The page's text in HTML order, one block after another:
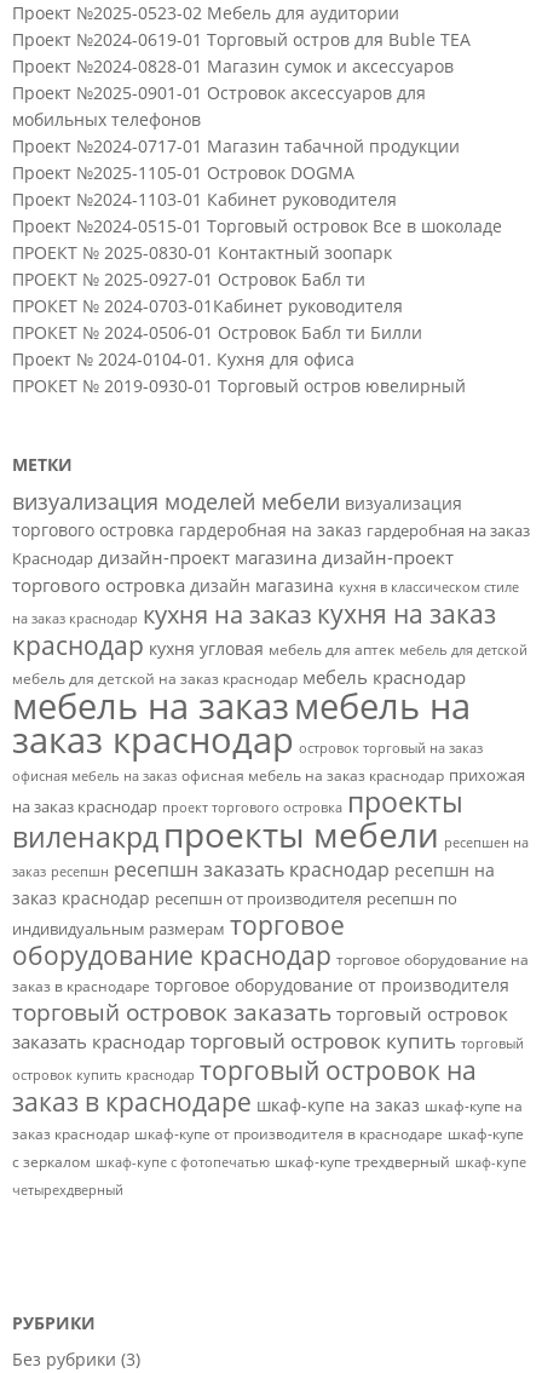
Проект №2025-0523-02 Мебель для аудитории
Проект №2024-0619-01 Торговый остров для Buble TEA
Проект №2024-0828-01 Магазин сумок и аксессуаров
Проект №2025-0901-01 Островок аксессуаров для
мобильных телефонов
Проект №2024-0717-01 Магазин табачной продукции
Проект №2025-1105-01 Островок DOGMA
Проект №2024-1103-01 Кабинет руководителя
Проект №2024-0515-01 Торговый островок Все в шоколаде
ПРОЕКТ № 2025-0830-01 Контактный зоопарк
ПРОЕКТ № 2025-0927-01 Островок Бабл ти
ПРОКЕТ № 2024-0703-01Кабинет руководителя
ПРОКЕТ № 2024-0506-01 Островок Бабл ти Билли
Проект № 2024-0104-01. Кухня для офиса
ПРОКЕТ № 2019-0930-01 Торговый остров ювелирный
МЕТКИ
визуализация моделей мебели визуализация
торгового островка гардеробная на заказ гардеробная на заказ
Краснодар дизайн-проект магазина дизайн-проект
торгового островка дизайн магазина кухня в классическом стиле
на заказ краснодар кухня на заказ кухня на заказ
краснодар кухня угловая мебель для аптек мебель для детской
мебель для детской на заказ краснодар мебель краснодар
мебель на заказмебель на
заказ краснодар островок торговый на заказ
офисная мебель на заказ офисная мебель на заказ краснодар прихожая
на заказ краснодар проект торгового островка проекты
виленакрдпроекты мебели ресепшен на
заказ ресепшн ресепшн заказать краснодар ресепшн на
заказ краснодар ресепшн от производителя ресепшн по
индивидуальным размерам торговое
оборудование краснодар торговое оборудование на
заказ в краснодаре торговое оборудование от производителя
торговый островок заказать торговый островок
заказать краснодар торговый островок купить торговый
островок купить краснодар торговый островок на
заказ в краснодаре шкаф-купе на заказ шкаф-купе на
заказ краснодар шкаф-купе от производителя в краснодаре шкаф-купе
с зеркалом шкаф-купе с фотопечатью шкаф-купе трехдверный шкаф-купе
четырехдверный
РУБРИКИ
Без рубрики (3)